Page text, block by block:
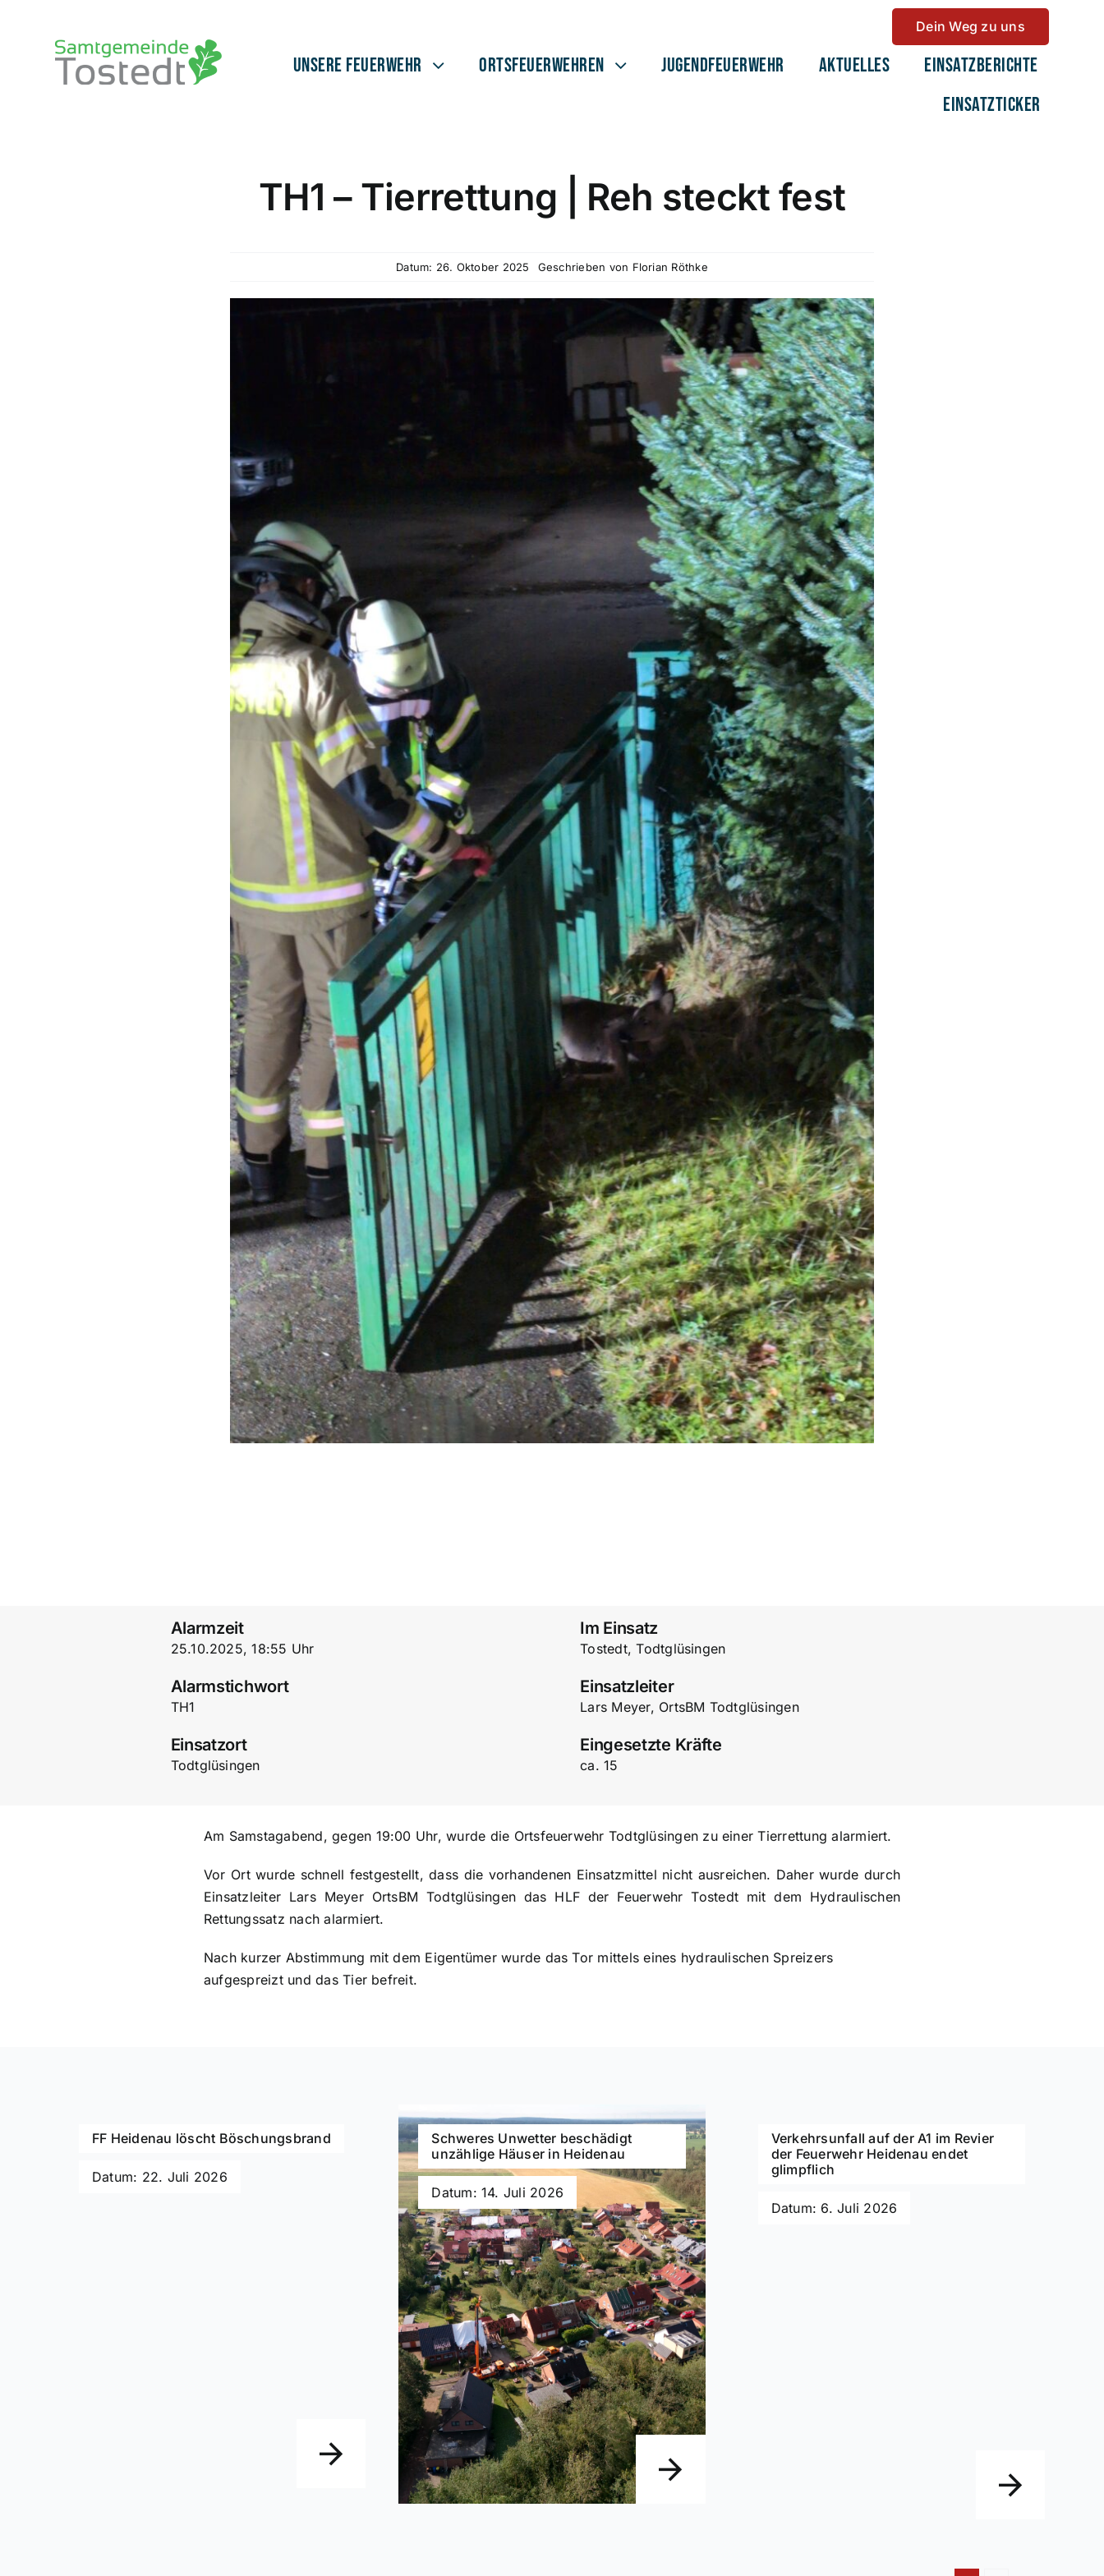
Dein Weg zu uns
Unsere Feuerwehr Ortsfeuerwehren Jugendfeuerwehr Aktuelles
Einsatzberichte
Einsatzticker
TH1 – Tierrettung | Reh steckt fest
Datum: 26. Oktober 2025 Geschrieben von Florian Röthke
Alarmzeit
25.10.2025, 18:55 Uhr
Alarmstichwort
TH1
Einsatzort
Todtglüsingen
Im Einsatz
Tostedt, Todtglüsingen
Einsatzleiter
Lars Meyer, OrtsBM Todtglüsingen
Eingesetzte Kräfte
ca. 15
Am Samstagabend, gegen 19:00 Uhr, wurde die Ortsfeuerwehr Todtglüsingen zu einer Tierrettung alarmiert.
Vor Ort wurde schnell festgestellt, dass die vorhandenen Einsatzmittel nicht ausreichen. Daher wurde durch
Einsatzleiter Lars Meyer OrtsBM Todtglüsingen das HLF der Feuerwehr Tostedt mit dem Hydraulischen
Rettungssatz nach alarmiert.
Nach kurzer Abstimmung mit dem Eigentümer wurde das Tor mittels eines hydraulischen Spreizers
aufgespreizt und das Tier befreit.
FF Heidenau löscht Böschungsbrand
Datum: 22. Juli 2026
Schweres Unwetter beschädigt
unzählige Häuser in Heidenau
Datum: 14. Juli 2026
Verkehrsunfall auf der A1 im Revier
der Feuerwehr Heidenau endet
glimpflich
Datum: 6. Juli 2026